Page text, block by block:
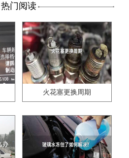
热门阅读
火花塞更换周期